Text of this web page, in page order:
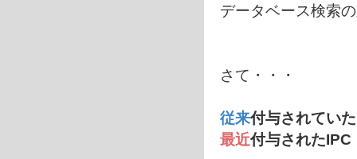
データベース検索
さて・・・
従来付与されてい
最近付与されたIPC